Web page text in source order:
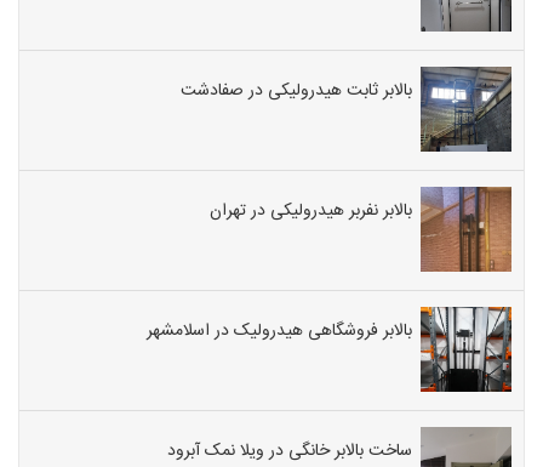
بالابر ثابت هیدرولیکی در صفادشت
بالابر نفربر هیدرولیکی در تهران
بالابر فروشگاهی هیدرولیک در اسلامشهر
ساخت بالابر خانگی در ویلا نمک آبرود